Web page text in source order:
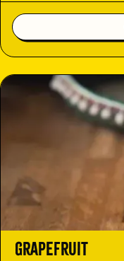
Grapefruit